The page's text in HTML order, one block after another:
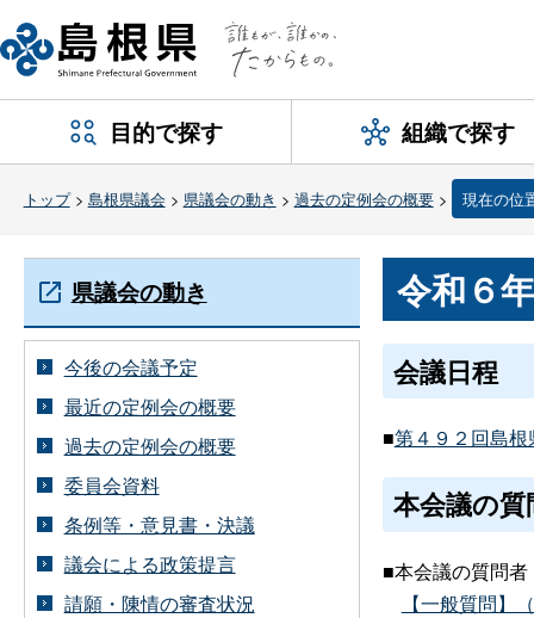
目的で探す 組織で探す
トップ> 島根県議会 > 県議会の動き > 過去の定例会の概要> 現在の位
令和６
会議日程
■第４９２回島
本会議の質
■本会議の質問者
【一般質問】
県議会の動き
今後の会議予定
最近の定例会の概要
過去の定例会の概要
委員会資料
条例等・意見書・決議
議会による政策提言
請願・陳情の審査状況